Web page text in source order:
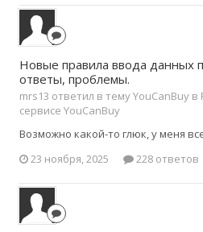
Новые правила ввода данных
ответы, проблемы.
mrs13 ответил в тему YouCanBuy в
сервисе YouCanBuy
Возможно какой-то глюк, у меня
23 ноября, 2025
228 ответов